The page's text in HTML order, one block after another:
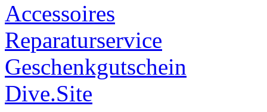
Accessoires
Reparaturservice
Geschenkgutschein
Dive.Site